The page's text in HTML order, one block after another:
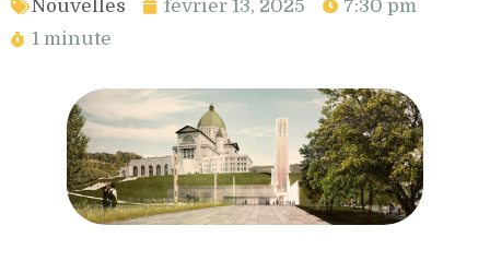
Nouvelles février 13, 2025
7:30 pm
1 minute